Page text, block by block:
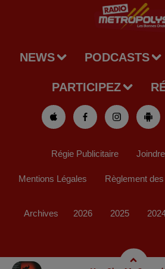
NEWS PODCASTS
PARTICIPEZ
Régie Publicitaire
Mentions Légales Règlement
Archives 2026 2025